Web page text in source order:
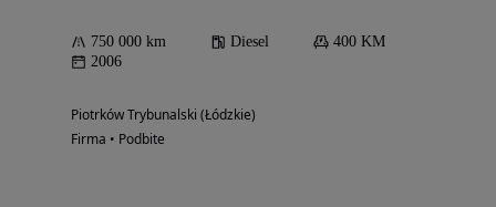
750 000 km Diesel
400 KM
2006
Piotrków Trybunalski (Łódzkie)
Firma • Podbite